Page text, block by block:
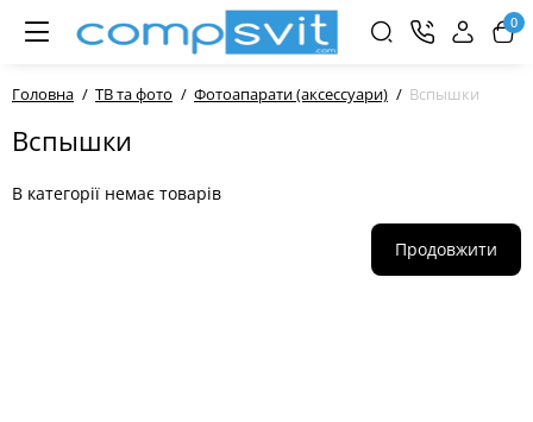
0
Головна ТВ та фото Фотоапарати (аксессуари) Вспышки
Вспышки
В категорії немає товарів
Продовжити